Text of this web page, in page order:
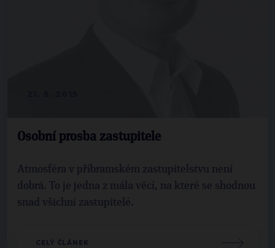
Osobní prosba zastupitele
Atmosféra v příbramském zastupitelstvu není
dobrá. To je jedna z mála věcí, na které se shodnou
snad všichni zastupitelé.
CELÝ ČLÁNEK